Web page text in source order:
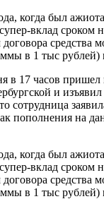
когда был
вклад сроком
средства
в 1 тыс рублей)
в 17 часов пришел
и
сотрудница
пополнения на
когда был
вклад сроком
средства
в 1 тыс рублей)